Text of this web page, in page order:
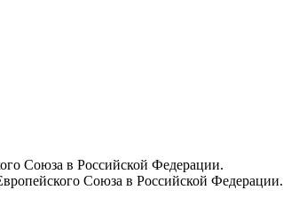
Союза в Российской Федерации.
Союза в Российской Федерации.